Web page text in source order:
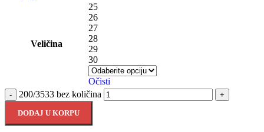
Veličina
25
26
27
28
29
30
Očisti
- 200/3533 bez količina +
DODAJ U KORPU